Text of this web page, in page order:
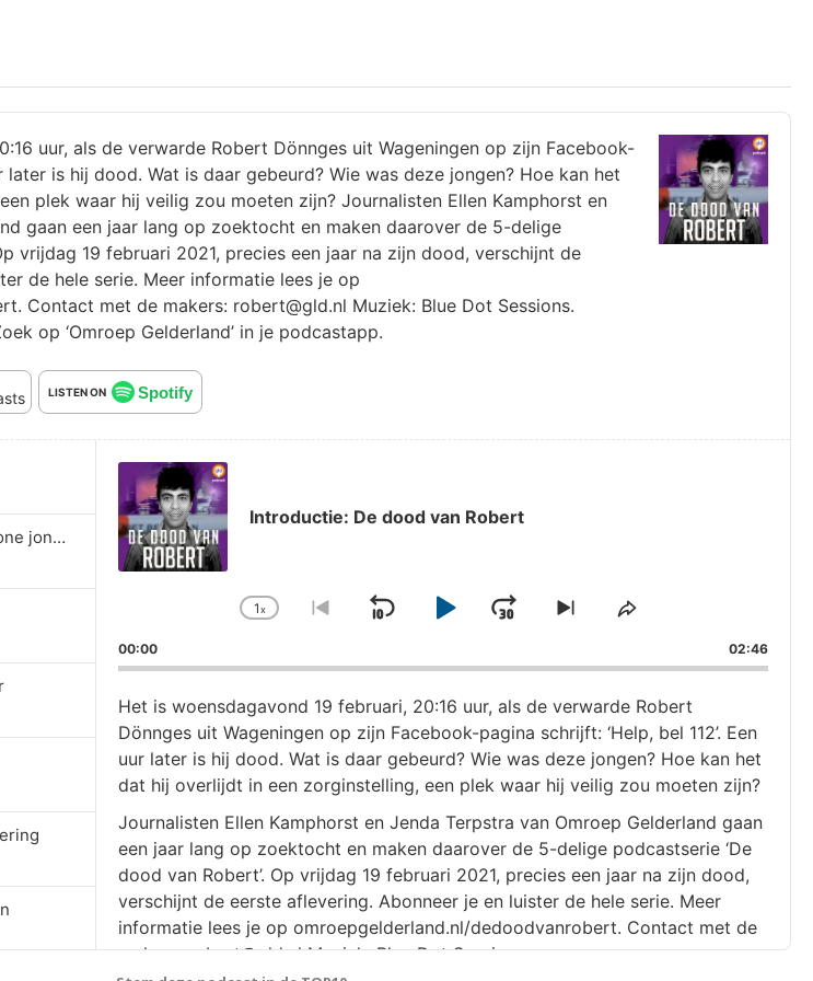
uur, als de verwarde Robert Dönnges uit Wageningen op zijn Facebook-
later is hij dood. Wat is daar gebeurd? Wie was deze jongen? Hoe kan het
plek waar hij veilig zou moeten zijn? Journalisten Ellen Kamphorst en
gaan een jaar lang op zoektocht en maken daarover de 5-delige
vrijdag 19 februari 2021, precies een jaar na zijn dood, verschijnt de
de hele serie. Meer informatie lees je op
Contact met de makers: robert@gld.nl Muziek: Blue Dot Sessions.
op ‘Omroep Gelderland’ in je podcastapp.
LISTEN ON Spotify
Player
Introductie: De dood van Robert
Change
Rate
1x
Go
previous
SkipPlayJumpSkip
next
Share
Episode
00:00 02:46
Het is woensdagavond 19 februari, 20:16 uur, als de verwarde Robert
Dönnges uit Wageningen op zijn Facebook-pagina schrijft: ‘Help, bel 112’. Een
uur later is hij dood. Wat is daar gebeurd? Wie was deze jongen? Hoe kan het
dat hij overlijdt in een zorginstelling, een plek waar hij veilig zou moeten zijn?
Journalisten Ellen Kamphorst en Jenda Terpstra van Omroep Gelderland gaan
een jaar lang op zoektocht en maken daarover de 5-delige podcastserie ‘De
dood van Robert’. Op vrijdag 19 februari 2021, precies een jaar na zijn dood,
verschijnt de eerste aflevering. Abonneer je en luister de hele serie. Meer
informatie lees je op omroepgelderland.nl/dedoodvanrobert. Contact met de
makers: robert@gld.nl Muziek: Blue Dot Sessions.
De dood van Robert #1 – Een doodgewone jongen